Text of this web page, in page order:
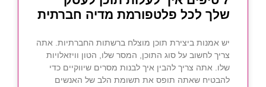
שלך לכל פלטפורמת מדיה חברתית
יש אמנות ביצירת תוכן מוצלח ברשתות החברתיות. אתה
צריך לחשוב על סוג התוכן, המסר שלו, הטון וויזאלויות
שלו. אתה צריך להבין איך לבנות מסרים שיווקיים כדי
להבטיח שאתה תופס את תשומת הלב של האנשים